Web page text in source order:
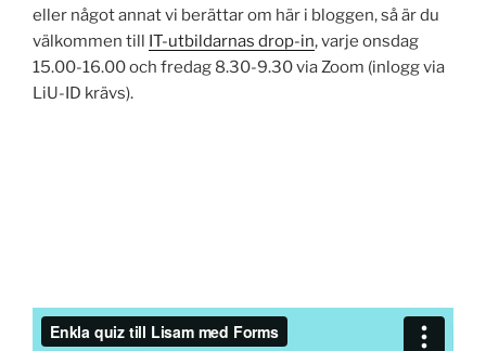
eller något annat vi berättar om här i bloggen, så är du
välkommen till IT-utbildarnas drop-in, varje onsdag
15.00-16.00 och fredag 8.30-9.30 via Zoom (inlogg via
LiU-ID krävs).